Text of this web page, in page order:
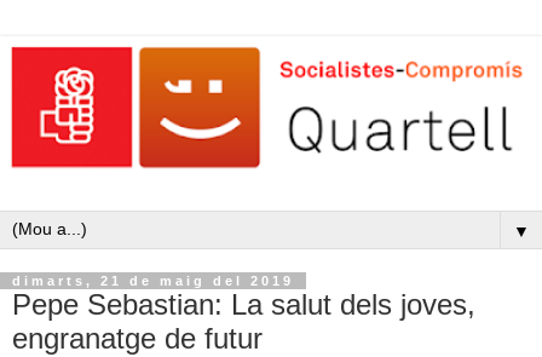
▼
dimarts, 21 de maig del 2019
Pepe Sebastian: La salut dels joves,
engranatge de futur